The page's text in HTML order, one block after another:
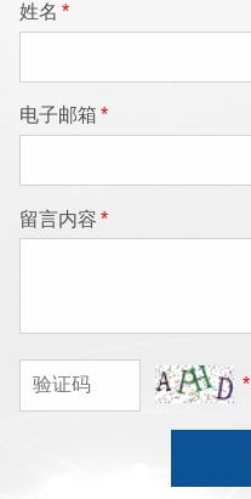
姓名 *
电子邮箱 *
留言内容 *
*